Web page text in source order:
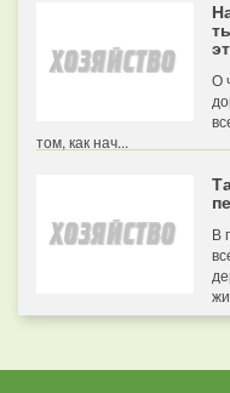
О
том, как нач...
В